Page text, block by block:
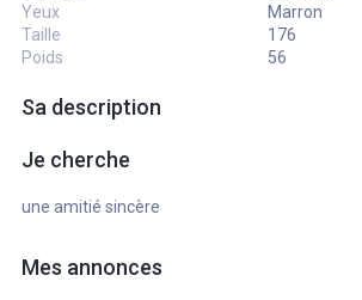
Yeux
Marron
Taille
176
Poids
56
Sa description
Je cherche
une amitié sincère
Mes annonces